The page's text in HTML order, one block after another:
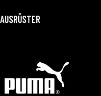
AUSRÜSTER